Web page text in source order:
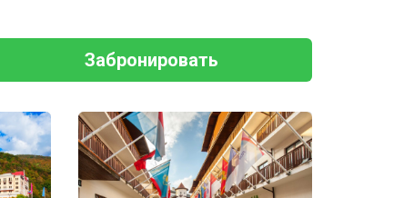
Забронировать